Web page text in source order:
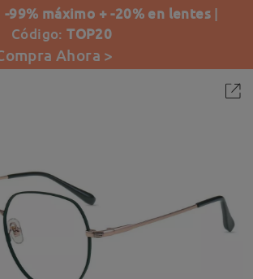
-99% máximo + -20% en lentes |
Código:TOP20
Ahora >